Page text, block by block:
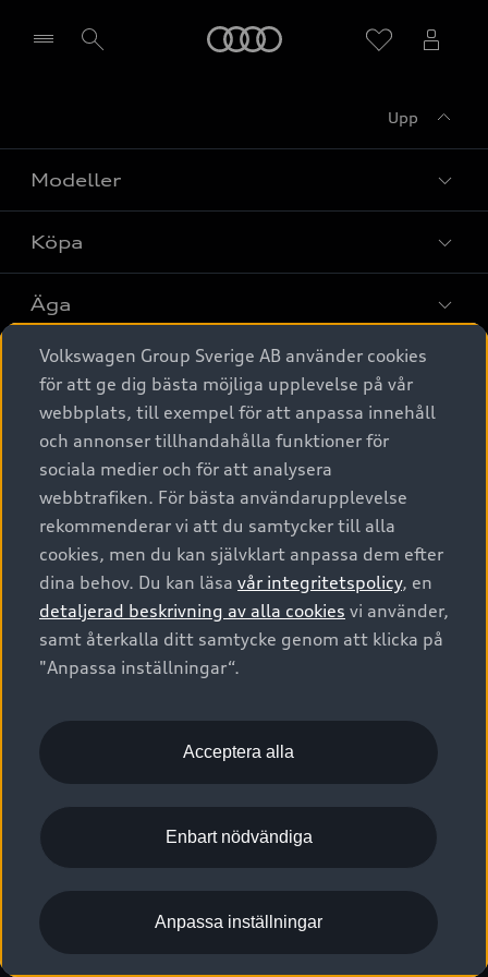
Upp
Modeller
Alla modeller
Elbilar
A6 modellerna
SUV
Avant
Audi Sport
Köpa
Privaterbjudanden
Privatleasing
Nya bilar i lager
Begagnade bilar i lager
Audi approved :plus - så gott som nya
Finansiering
Audi exclusive
Provkörning
Äga
Service & tillbehör
Audi digital services
Originaltillbehör - köp online
Garantier
Försäkring
Digitala manualer för din Audi
Audi Collection – livsstilsartiklar
Vanliga frågor
2G/3G nätet stängs ned - Hur påverkas min bil av detta?
Tjänstebil
Tjänstebil
Business lease online
Företagsleasing
Om Audi Sverige
Kontakta oss
Audi Återförsäljare/-serviceverkstad
myAudi
Pressmeddelanden
Nyhetsbrev
Vårt hållbarhetsarbete
Lediga tjänster huvudkontor
Lediga tjänster hos Audi Återförsäljare
Kommentar till mediauppgifter om dataläcka
© 2026 AUDI SVERIGE. All Rights Reserved.
Utgivare Juridiskt
Juridiskt Audi AG
Juridiskt Audi Digital Giveaway
Anpassa inställningar för cookies
Visselblåsarkanaler
Volkswagen Group Sverige AB använder cookies
för att ge dig bästa möjliga upplevelse på vår
webbplats, till exempel för att anpassa innehåll
och annonser tillhandahålla funktioner för
sociala medier och för att analysera
webbtrafiken. För bästa användarupplevelse
rekommenderar vi att du samtycker till alla
cookies, men du kan självklart anpassa dem efter
dina behov. Du kan läsa vår integritetspolicy, en
detaljerad beskrivning av alla cookies vi använder,
samt återkalla ditt samtycke genom att klicka på
"Anpassa inställningar“.
Acceptera alla
Enbart nödvändiga
Anpassa inställningar